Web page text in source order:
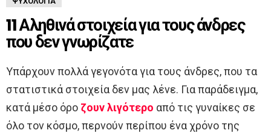
11 Αληθινά στοιχεία για τους άνδρες
που δεν γνωρίζατε
Υπάρχουν πολλά γεγονότα για τους άνδρες, που τα
στατιστικά στοιχεία δεν μας λένε. Για παράδειγμα,
κατά μέσο όρο ζουν λιγότερο από τις γυναίκες σε
όλο τον κόσμο, περνούν περίπου ένα χρόνο της